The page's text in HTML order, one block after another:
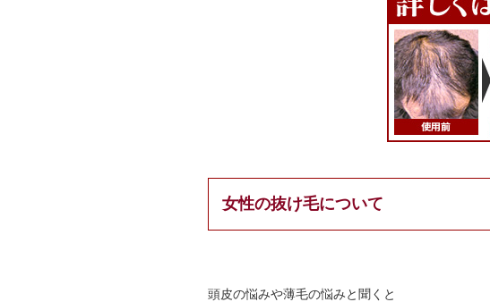
女性の抜け毛について
頭皮の悩みや薄毛の悩みと聞くと